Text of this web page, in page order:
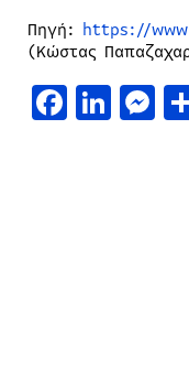
Πηγή: https://
(Κώστας